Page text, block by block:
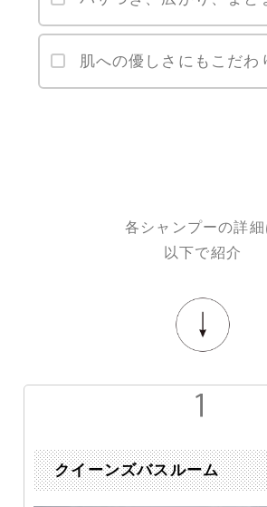
肌への優しさにもこだわ
各シャンプーの詳細
以下で紹介
クイーンズバスルーム